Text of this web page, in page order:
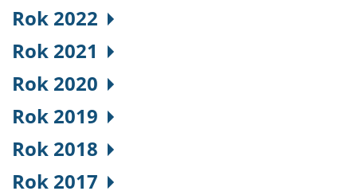
Rok 2022
Rok 2021
Rok 2020
Rok 2019
Rok 2018
Rok 2017